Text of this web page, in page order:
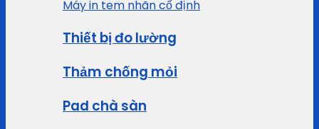
Máy in tem nhãn cố định
Thiết bị đo lường
Thảm chống mỏi
Pad chà sàn